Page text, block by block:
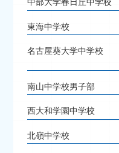
中部大学春日丘中学校
東海中学校
名古屋葵大学中学校
南山中学校男子部
西大和学園中学校
北嶺中学校